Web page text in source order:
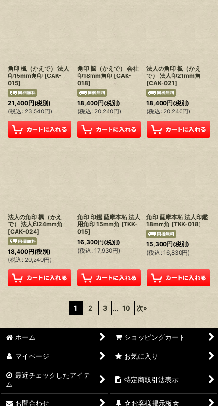
角印 楓（かえで） 法人
印15mm角印 [CAK-
015]
21,400円(税別)
(税込 : 23,540円)
角印 楓（かえで） 会社
印18mm角印 [CAK-
018]
18,400円(税別)
(税込 : 20,240円)
法人の角印 楓（かえ
で） 法人印21mm角
[CAK-021]
18,400円(税別)
(税込 : 20,240円)
法人の角印 楓（かえ
で） 法人印24mm角
[CAK-024]
18,400円(税別)
(税込 : 20,240円)
角印 印鑑 薩摩本柘 法人
用角印 15mm角 [TKK-
015]
16,300円(税別)
(税込 : 17,930円)
角印 薩摩本柘 法人印鑑
18mm角 [TKK-018]
15,300円(税別)
(税込 : 16,830円)
1 2 3 ... 10 次»
ホーム ショッピングカート
マイページ お気に入り
最近チェックしたアイテ
ム
特定商取引法表示
お問合わせ ☆お客様掲示板☆